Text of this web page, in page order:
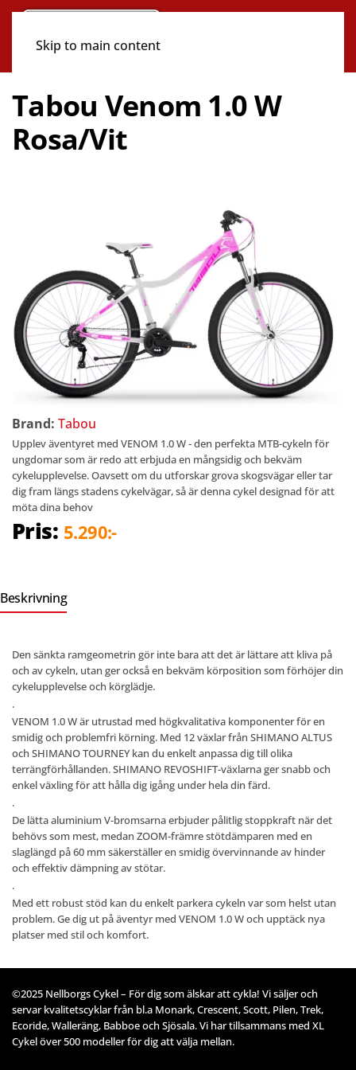
Skip to main content
Tabou Venom 1.0 W
Rosa/Vit
Brand: Tabou
Upplev äventyret med VENOM 1.0 W - den perfekta MTB-cykeln för
ungdomar som är redo att erbjuda en mångsidig och bekväm
cykelupplevelse. Oavsett om du utforskar grova skogsvägar eller tar
dig fram längs stadens cykelvägar, så är denna cykel designad för att
möta dina behov
Pris: 5.290:-
Beskrivning
Den sänkta ramgeometrin gör inte bara att det är lättare att kliva på
och av cykeln, utan ger också en bekväm körposition som förhöjer din
cykelupplevelse och körglädje.
.
VENOM 1.0 W är utrustad med högkvalitativa komponenter för en
smidig och problemfri körning. Med 12 växlar från SHIMANO ALTUS
och SHIMANO TOURNEY kan du enkelt anpassa dig till olika
terrängförhållanden. SHIMANO REVOSHIFT-växlarna ger snabb och
enkel växling för att hålla dig igång under hela din färd.
.
De lätta aluminium V-bromsarna erbjuder pålitlig stoppkraft när det
behövs som mest, medan ZOOM-främre stötdämparen med en
slaglängd på 60 mm säkerställer en smidig övervinnande av hinder
och effektiv dämpning av stötar.
.
Med ett robust stöd kan du enkelt parkera cykeln var som helst utan
problem. Ge dig ut på äventyr med VENOM 1.0 W och upptäck nya
platser med stil och komfort.
©2025 Nellborgs Cykel – För dig som älskar att cykla! Vi säljer och
servar kvalitetscyklar från bl.a Monark, Crescent, Scott, Pilen, Trek,
Ecoride, Walleräng, Babboe och Sjösala. Vi har tillsammans med XL
Cykel över 500 modeller för dig att välja mellan.